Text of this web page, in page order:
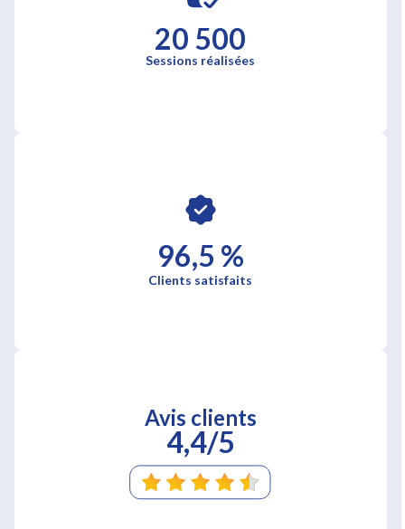
20 500
Sessions réalisées
96,5 %
Clients satisfaits
Avis clients
4,4/5